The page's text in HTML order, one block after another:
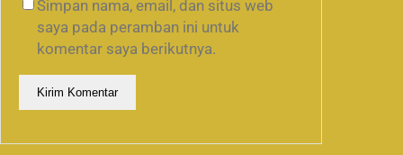
Simpan nama, email, dan situs web
saya pada peramban ini untuk
komentar saya berikutnya.